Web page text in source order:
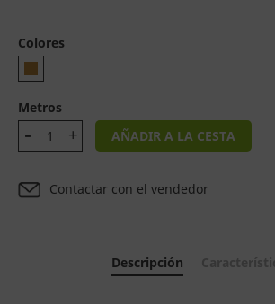
Colores
Metros
AÑADIR A LA CESTA
Contactar con el vendedor
Descripción